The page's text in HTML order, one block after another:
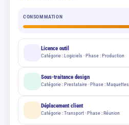
CONSOMMATION
Licence outil
Catégorie : Logiciels · Phase : Production
Sous-traitance design
Catégorie : Prestataire · Phase : Maquettes
Déplacement client
Catégorie : Transport · Phase : Réunion